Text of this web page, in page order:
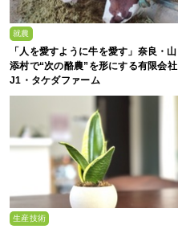
就農
「人を愛すように牛を愛す」奈良・山
添村で“次の酪農”を形にする有限会社
J1・タケダファーム
生産技術